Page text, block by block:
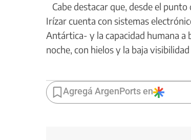
Cabe destacar que, desde el
Irízar cuenta con sistemas
Antártica- y la capacidad humana a
noche, con hielos y la baja
Agregá ArgenPorts en